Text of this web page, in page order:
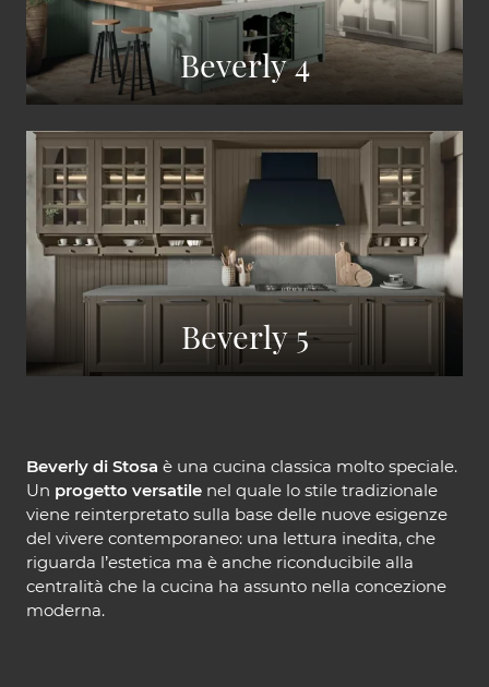
Beverly 4
Beverly 5
Beverly di Stosa è una cucina classica molto speciale.
Un progetto versatile nel quale lo stile tradizionale
viene reinterpretato sulla base delle nuove esigenze
del vivere contemporaneo: una lettura inedita, che
riguarda l’estetica ma è anche riconducibile alla
centralità che la cucina ha assunto nella concezione
moderna.